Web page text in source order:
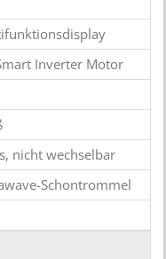
Inverter Motor
nicht wechselbar
Schontrommel